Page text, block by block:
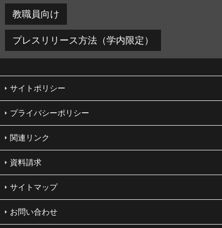
教職員向け
プレスリリース方法（学内限定）
サイトポリシー
プライバシーポリシー
関連リンク
資料請求
サイトマップ
お問い合わせ